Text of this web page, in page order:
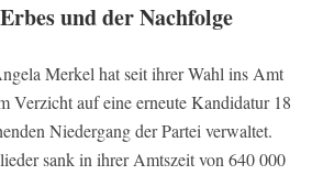
und der Nachfolge
Merkel hat seit ihrer Wahl ins Amt
Verzicht auf eine erneute Kandidatur 18
Niedergang der Partei verwaltet.
sank in ihrer Amtszeit von 640 000